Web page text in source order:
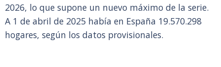
2026, lo que supone un nuevo máximo de la serie.
A 1 de abril de 2025 había en España 19.570.298
hogares, según los datos provisionales.